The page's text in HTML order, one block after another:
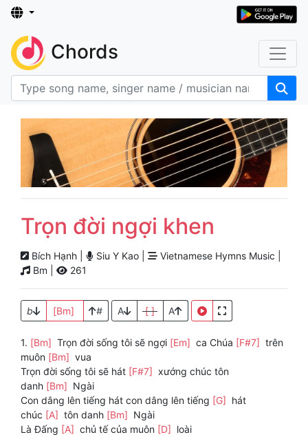
Chords
Trọn đời ngợi khen
Bích Hạnh | Siu Y Kao |
Vietnamese Hymns Music |
Bm |
261
b [Bm] # A [ ] A
1. [Bm] Trọn đời sống tôi sẽ ngợi [Em] ca Chúa [F#7] trên
muôn [Bm] vua
Trọn đời sống tôi sẽ hát [F#7] xướng chúc tôn
danh [Bm] Ngài
Con dâng lên tiếng hát con dâng lên tiếng [G] hát
chúc [A] tôn danh [Bm] Ngài
Là Đấng [A] chủ tế của muôn [D] loài